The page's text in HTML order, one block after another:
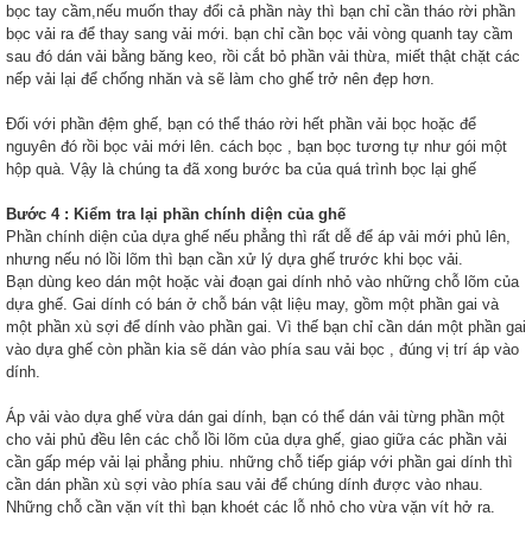
bọc tay cầm,nếu muốn thay đổi cả phần này thì bạn chỉ cần tháo rời phần
bọc vải ra để thay sang vải mới. bạn chỉ cần bọc vải vòng quanh tay cầm
sau đó dán vải bằng băng keo, rồi cắt bỏ phần vải thừa, miết thật chặt các
nếp vải lại để chống nhăn và sẽ làm cho ghế trở nên đẹp hơn.
Đối với phần đệm ghế, bạn có thể tháo rời hết phần vải bọc hoặc để
nguyên đó rồi bọc vải mới lên. cách bọc , bạn bọc tương tự như gói một
hộp quà. Vậy là chúng ta đã xong bước ba của quá trình bọc lại ghế
Bước 4 : Kiểm tra lại phần chính diện của ghế
Phần chính diện của dựa ghế nếu phẳng thì rất dễ để áp vải mới phủ lên,
nhưng nếu nó lồi lõm thì bạn cần xử lý dựa ghế trước khi bọc vải.
Bạn dùng keo dán một hoặc vài đoạn gai dính nhỏ vào những chỗ lõm của
dựa ghế. Gai dính có bán ở chỗ bán vật liệu may, gồm một phần gai và
một phần xù sợi để dính vào phần gai. Vì thế bạn chỉ cần dán một phần gai
vào dựa ghế còn phần kia sẽ dán vào phía sau vải bọc , đúng vị trí áp vào
dính.
Áp vải vào dựa ghế vừa dán gai dính, bạn có thể dán vải từng phần một
cho vải phủ đều lên các chỗ lồi lõm của dựa ghế, giao giữa các phần vải
cần gấp mép vải lại phẳng phiu. những chỗ tiếp giáp với phần gai dính thì
cần dán phần xù sợi vào phía sau vải để chúng dính được vào nhau.
Những chỗ cần vặn vít thì bạn khoét các lỗ nhỏ cho vừa vặn vít hở ra.